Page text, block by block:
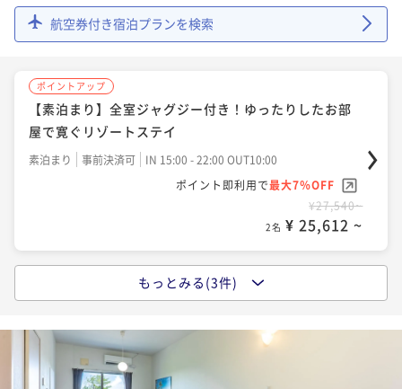
＞
素泊まり 事前決済可
IN 15:00 - 22:00 OUT10:00
2名 ¥ 130,776 ~
航空券付き宿泊プランを検索
ポイントアップ
【素泊まり】全室ジャグジー付き！ゆったりしたお部
屋で寛ぐリゾートステイ
素泊まり 事前決済可
IN 15:00 - 22:00 OUT10:00
ポイント即利用で最大7％OFF
¥27,540~
2名 ¥ 25,612 ~
【朝食付き】全室ジャグジー付き！沖縄の海と空を贅
沢に堪能するリゾートステイ
朝食付き 事前決済可
IN 15:00 - 22:00 OUT10:00
ポイント即利用で
もっとみる(3件)